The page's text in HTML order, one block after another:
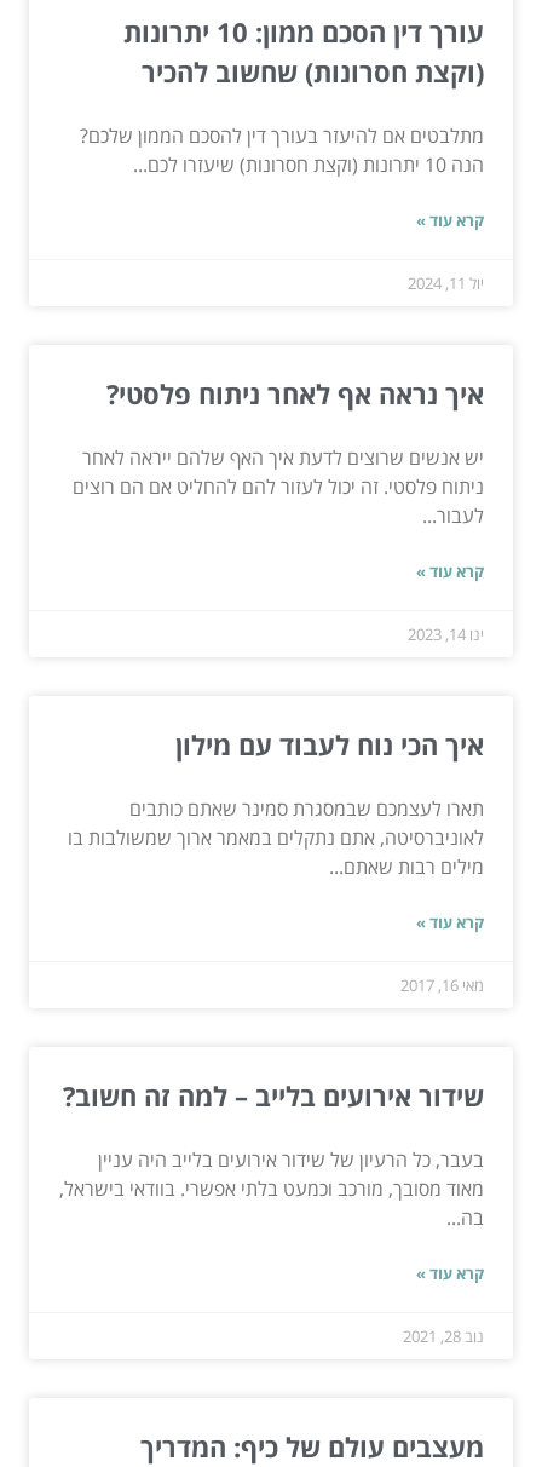
עורך דין הסכם ממון: 10 יתרונות
(וקצת חסרונות) שחשוב להכיר
מתלבטים אם להיעזר בעורך דין להסכם הממון שלכם?
הנה 10 יתרונות (וקצת חסרונות) שיעזרו לכם...
קרא עוד »
יול 11, 2024
איך נראה אף לאחר ניתוח פלסטי?
יש אנשים שרוצים לדעת איך האף שלהם ייראה לאחר
ניתוח פלסטי. זה יכול לעזור להם להחליט אם הם רוצים
לעבור...
קרא עוד »
ינו 14, 2023
איך הכי נוח לעבוד עם מילון
תארו לעצמכם שבמסגרת סמינר שאתם כותבים
לאוניברסיטה, אתם נתקלים במאמר ארוך שמשולבות בו
מילים רבות שאתם...
קרא עוד »
מאי 16, 2017
שידור אירועים בלייב – למה זה חשוב?
בעבר, כל הרעיון של שידור אירועים בלייב היה עניין
מאוד מסובך, מורכב וכמעט בלתי אפשרי. בוודאי בישראל,
בה...
קרא עוד »
נוב 28, 2021
מעצבים עולם של כיף: המדריך